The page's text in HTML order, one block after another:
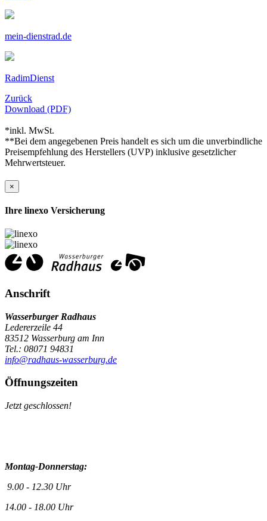
mein-dienstrad.de
RadimDienst
Zurück
Download (PDF)
*inkl. MwSt.
**Bei dem angegebenen Preis handelt es sich um die unverbindliche
Preisempfehlung des Herstellers (UVP) inklusive gesetzlicher
Mehrwertsteuer.
×
Ihre linexo Versicherung
Anschrift
Wasserburger Radhaus
Ledererzeile 44
83512 Wasserburg am Inn
Tel.: 08071 94831
info@radhaus-wasserburg.de
Öffnungszeiten
Jetzt geschlossen!
Montag-Donnerstag:
9.00 - 12.30 Uhr
14.00 - 18.00 Uhr